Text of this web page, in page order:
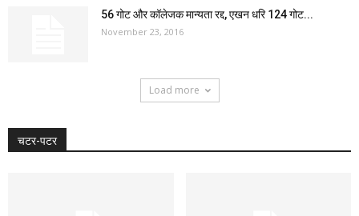
56 गोट और कॉलेजक मान्यता रद्द, एखन धरि 124 गोट...
November 23, 2016
Load more
चटर-पटर